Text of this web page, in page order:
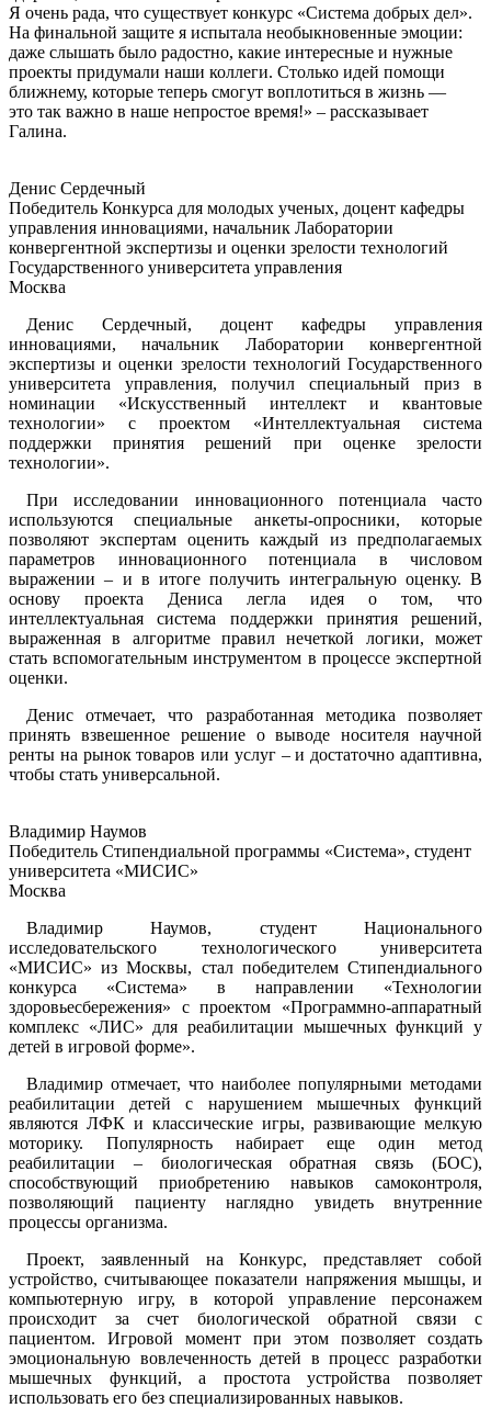
Я очень рада, что существует конкурс «Система добрых дел».
На финальной защите я испытала необыкновенные эмоции:
даже слышать было радостно, какие интересные и нужные
проекты придумали наши коллеги. Столько идей помощи
ближнему, которые теперь смогут воплотиться в жизнь —
это так важно в наше непростое время!» – рассказывает
Галина.
Денис Сердечный
Победитель Конкурса для молодых ученых, доцент кафедры
управления инновациями, начальник Лаборатории
конвергентной экспертизы и оценки зрелости технологий
Государственного университета управления
Москва
Денис Сердечный, доцент кафедры управления
инновациями, начальник Лаборатории конвергентной
экспертизы и оценки зрелости технологий Государственного
университета управления, получил специальный приз в
номинации «Искусственный интеллект и квантовые
технологии» с проектом «Интеллектуальная система
поддержки принятия решений при оценке зрелости
технологии».
При исследовании инновационного потенциала часто
используются специальные анкеты-опросники, которые
позволяют экспертам оценить каждый из предполагаемых
параметров инновационного потенциала в числовом
выражении – и в итоге получить интегральную оценку. В
основу проекта Дениса легла идея о том, что
интеллектуальная система поддержки принятия решений,
выраженная в алгоритме правил нечеткой логики, может
стать вспомогательным инструментом в процессе экспертной
оценки.
Денис отмечает, что разработанная методика позволяет
принять взвешенное решение о выводе носителя научной
ренты на рынок товаров или услуг – и достаточно адаптивна,
чтобы стать универсальной.
Владимир Наумов
Победитель Стипендиальной программы «Система», студент
университета «МИСИС»
Москва
Владимир Наумов, студент Национального
исследовательского технологического университета
«МИСИС» из Москвы, стал победителем Стипендиального
конкурса «Система» в направлении «Технологии
здоровьесбережения» с проектом «Программно-аппаратный
комплекс «ЛИС» для реабилитации мышечных функций у
детей в игровой форме».
Владимир отмечает, что наиболее популярными методами
реабилитации детей с нарушением мышечных функций
являются ЛФК и классические игры, развивающие мелкую
моторику. Популярность набирает еще один метод
реабилитации – биологическая обратная связь (БОС),
способствующий приобретению навыков самоконтроля,
позволяющий пациенту наглядно увидеть внутренние
процессы организма.
Проект, заявленный на Конкурс, представляет собой
устройство, считывающее показатели напряжения мышцы, и
компьютерную игру, в которой управление персонажем
происходит за счет биологической обратной связи с
пациентом. Игровой момент при этом позволяет создать
эмоциональную вовлеченность детей в процесс разработки
мышечных функций, а простота устройства позволяет
использовать его без специализированных навыков.